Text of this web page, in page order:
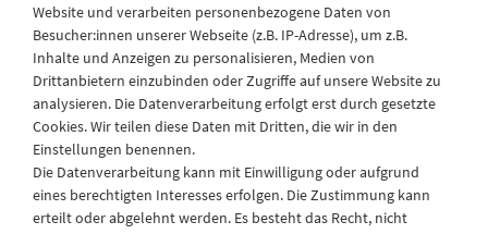
Laden Öffnungszeiten
Montag - Freitag
08:30 - 12:30 und 13.00 - 17.30 Uhr
Samstags
08:30 bis 12:30 Uhr
Website und verarbeiten personenbezogene Daten von
Besucher:innen unserer Webseite (z.B. IP-Adresse), um z.B.
Inhalte und Anzeigen zu personalisieren, Medien von
Drittanbietern einzubinden oder Zugriffe auf unsere Website zu
analysieren. Die Datenverarbeitung erfolgt erst durch gesetzte
Cookies. Wir teilen diese Daten mit Dritten, die wir in den
Einstellungen benennen.
Die Datenverarbeitung kann mit Einwilligung oder aufgrund
eines berechtigten Interesses erfolgen. Die Zustimmung kann
erteilt oder abgelehnt werden. Es besteht das Recht, nicht